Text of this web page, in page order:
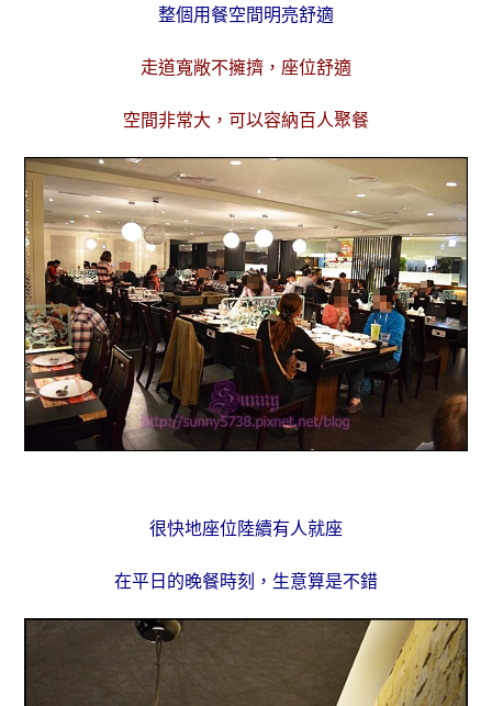
整個用餐空間明亮舒適
走道寬敞不擁擠，座位舒適
空間非常大，可以容納百人聚餐
很快地座位陸續有人就座
在平日的晚餐時刻，生意算是不錯